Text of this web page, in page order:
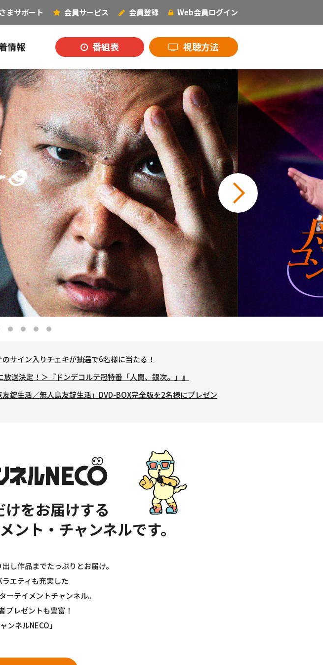
情報 番組表 視聴方法
まサポート 会員サービス 会員登録 Web会員ログイン
） NECOオリジナル
サイン入りチェキが抽選で6名様に当たる！
送決定！＞『ドンデコルテ冠特番「人間、銀次。」』
錠生活／無人島友錠生活」DVD-BOX完全版を2名様にプレゼン
をお届けする
ント・チャンネルです。
し作品までたっぷりとお届け。
エティも充実した
テイメントチャンネル。
プレゼントも豊富！
ンネルNECO」